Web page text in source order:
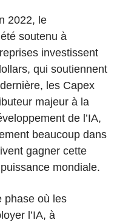
2022, le
soutenu à
investissent
qui soutiennent
les Capex
majeur à la
de l’IA,
beaucoup dans
gagner cette
mondiale.
phase où les
l’IA, à